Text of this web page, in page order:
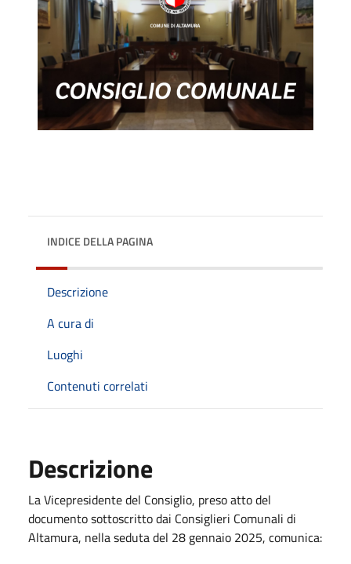
INDICE DELLA PAGINA
Descrizione
A cura di
Luoghi
Contenuti correlati
Descrizione
La Vicepresidente del Consiglio, preso atto del
documento sottoscritto dai Consiglieri Comunali di
Altamura, nella seduta del 28 gennaio 2025, comunica: